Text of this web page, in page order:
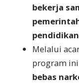
bekerja
pendidikan
Melalui
program
bebas